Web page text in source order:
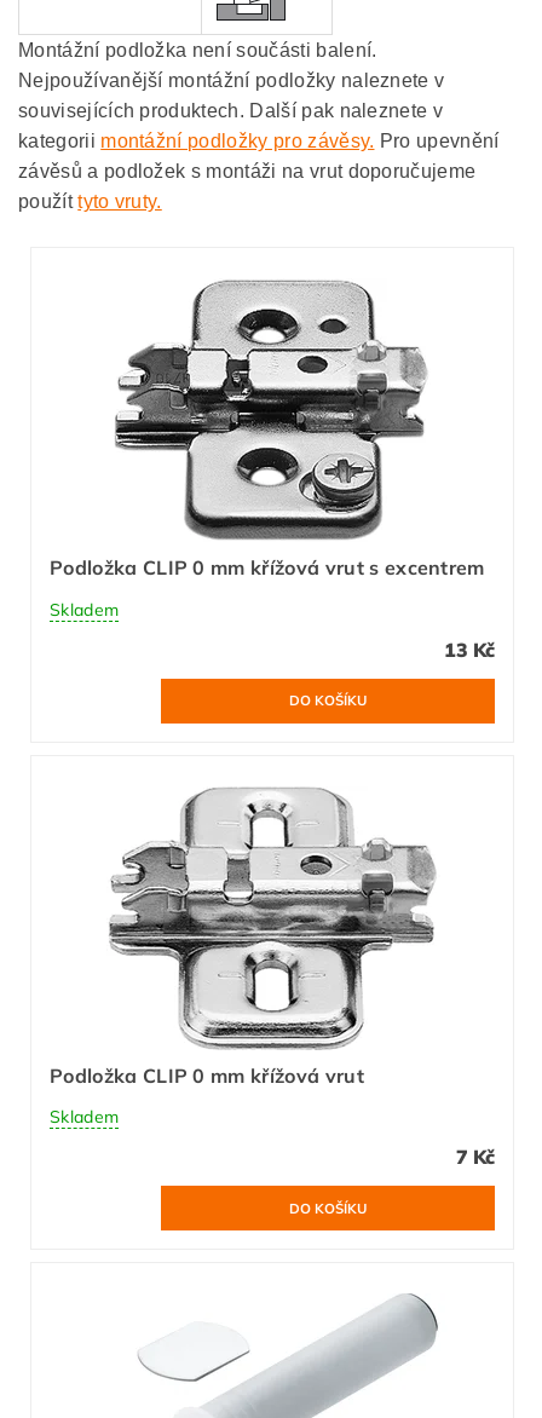
Montážní podložka není součásti balení.
Nejpoužívanější montážní podložky naleznete v
souvisejících produktech. Další pak naleznete v
kategorii montážní podložky pro závěsy. Pro upevnění
závěsů a podložek s montáži na vrut doporučujeme
použíttyto vruty.
Podložka CLIP 0 mm křížová vrut s excentrem
Skladem
13 Kč
Podložka CLIP 0 mm křížová vrut
Skladem
7 Kč